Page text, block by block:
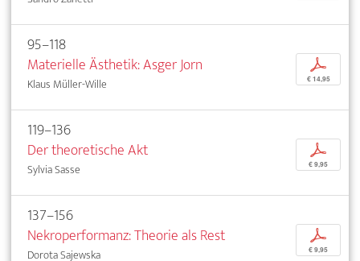
95–118
Materielle Ästhetik: Asger Jorn
Klaus Müller-Wille
p
€ 14,95
119–136
Der theoretische Akt
Sylvia Sasse
p
€ 9,95
137–156
Nekroperformanz: Theorie als Rest
Dorota Sajewska
p
€ 9,95